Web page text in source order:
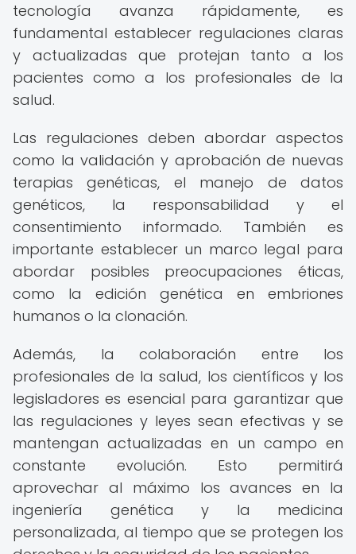
tecnología avanza rápidamente, es
fundamental establecer regulaciones claras
y actualizadas que protejan tanto a los
pacientes como a los profesionales de la
salud.
Las regulaciones deben abordar aspectos
como la validación y aprobación de nuevas
terapias genéticas, el manejo de datos
genéticos, la responsabilidad y el
consentimiento informado. También es
importante establecer un marco legal para
abordar posibles preocupaciones éticas,
como la edición genética en embriones
humanos o la clonación.
Además, la colaboración entre los
profesionales de la salud, los científicos y los
legisladores es esencial para garantizar que
las regulaciones y leyes sean efectivas y se
mantengan actualizadas en un campo en
constante evolución. Esto permitirá
aprovechar al máximo los avances en la
ingeniería genética y la medicina
personalizada, al tiempo que se protegen los